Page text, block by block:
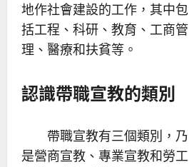
地作社會建設的工作，其中包
括工程、科研、教育、工商管
理、醫療和扶貧等。
認識帶職宣教的類別
帶職宣教有三個類別，乃
是營商宣教、專業宣教和勞工